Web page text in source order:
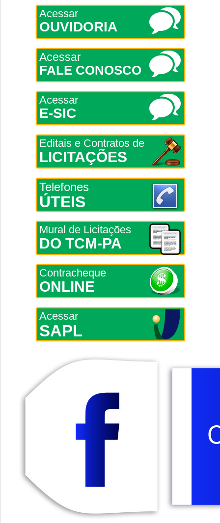
Acessar
OUVIDORIA
Acessar
FALE CONOSCO
Acessar
E-SIC
Editais e Contratos de
LICITAÇÕES
Telefones
ÚTEIS
Mural de Licitações
DO TCM-PA
Contracheque
ONLINE
Acessar
SAPL